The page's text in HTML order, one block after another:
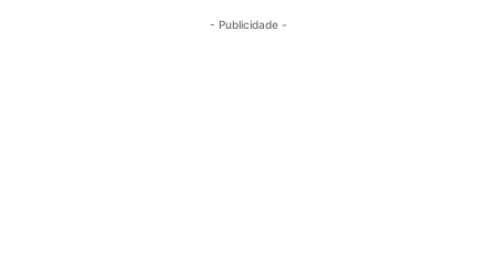
- Publicidade -